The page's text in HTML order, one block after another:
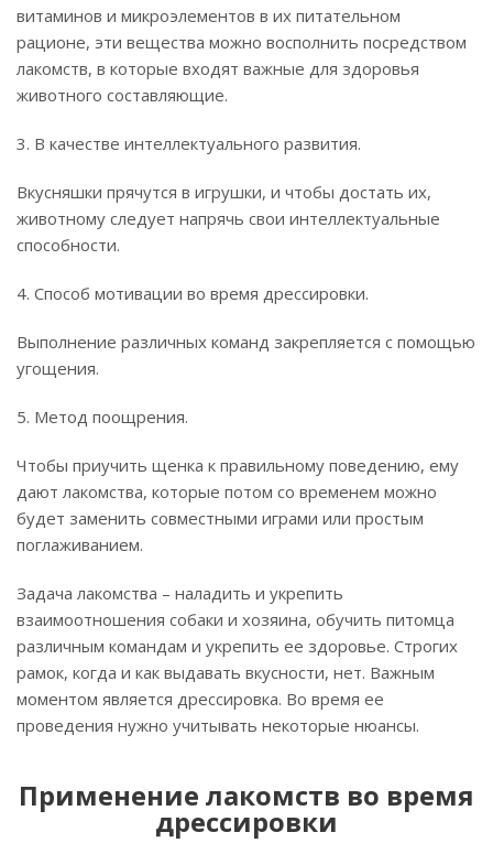
витаминов и микроэлементов в их питательном
рационе, эти вещества можно восполнить посредством
лакомств, в которые входят важные для здоровья
животного составляющие.
3. В качестве интеллектуального развития.
Вкусняшки прячутся в игрушки, и чтобы достать их,
животному следует напрячь свои интеллектуальные
способности.
4. Способ мотивации во время дрессировки.
Выполнение различных команд закрепляется с помощью
угощения.
5. Метод поощрения.
Чтобы приучить щенка к правильному поведению, ему
дают лакомства, которые потом со временем можно
будет заменить совместными играми или простым
поглаживанием.
Задача лакомства – наладить и укрепить
взаимоотношения собаки и хозяина, обучить питомца
различным командам и укрепить ее здоровье. Строгих
рамок, когда и как выдавать вкусности, нет. Важным
моментом является дрессировка. Во время ее
проведения нужно учитывать некоторые нюансы.
Применение лакомств во время
дрессировки